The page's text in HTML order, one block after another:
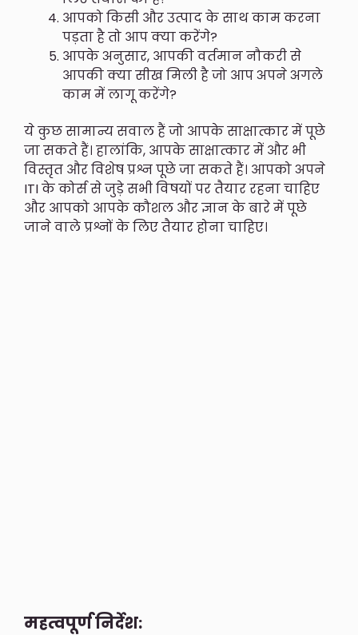
आपको किसी और उत्पाद के साथ काम करना
पड़ता है तो आप क्या करेंगे?
आपके अनुसार, आपकी वर्तमान नौकरी से
आपकी क्या सीख मिली है जो आप अपने अगले
काम में लागू करेंगे?
ये कुछ सामान्य सवाल हैं जो आपके साक्षात्कार में पूछे
जा सकते हैं। हालांकि, आपके साक्षात्कार में और भी
विस्तृत और विशेष प्रश्न पूछे जा सकते हैं। आपको अपने
ITI के कोर्स से जुड़े सभी विषयों पर तैयार रहना चाहिए
और आपको आपके कौशल और ज्ञान के बारे में पूछे
जाने वाले प्रश्नों के लिए तैयार होना चाहिए।
महत्वपूर्ण निर्देश: